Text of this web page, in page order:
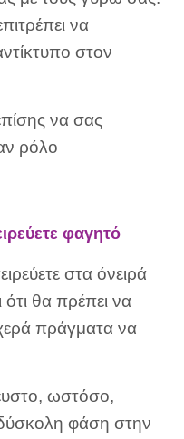
να
στον
να σας
ρόλο
φαγητό
στα όνειρά
ότι θα πρέπει να
πράγματα να
ωστόσο,
φάση στην